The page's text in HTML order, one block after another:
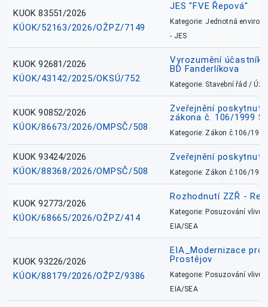
KUOK 83551/2026
KÚOK/52163/2026/OŽPZ/7149
JES "FVE Řepová"
Kategorie: Jednotná
- JES
KUOK 92681/2026
KÚOK/43142/2025/OKSÚ/752
Vyrozumění
BD Fanderlíkova
Kategorie: Stavební řád /
KUOK 90852/2026
KÚOK/86673/2026/OMPSČ/508
Zveřejnění
zákona č. 106/1999
Kategorie: Zákon č.106/1999
KUOK 93424/2026
KÚOK/88368/2026/OMPSČ/508
Zveřejnění
Kategorie: Zákon č.106/1999
KUOK 92773/2026
KÚOK/68665/2026/OŽPZ/414
Rozhodnutí ZZŘ -
Kategorie: Posuzování vlivů
EIA/SEA
KUOK 93226/2026
KÚOK/88179/2026/OŽPZ/9386
EIA_Modernizace
Prostějov
Kategorie: Posuzování vlivů
EIA/SEA